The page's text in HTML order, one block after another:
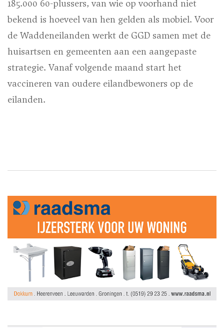
185.000 60-plussers, van wie op voorhand niet
bekend is hoeveel van hen gelden als mobiel. Voor
de Waddeneilanden werkt de GGD samen met de
huisartsen en gemeenten aan een aangepaste
strategie. Vanaf volgende maand start het
vaccineren van oudere eilandbewoners op de
eilanden.